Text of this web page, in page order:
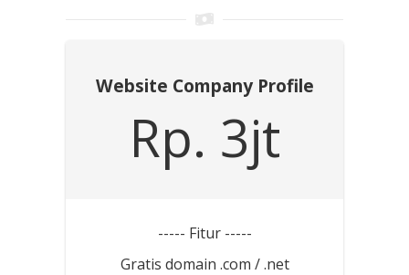
Website Company Profile
Rp. 3jt
----- Fitur -----
Gratis domain .com / .net